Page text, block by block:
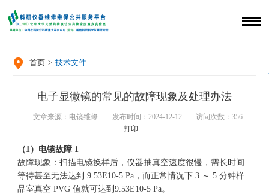
 首页 > 技术文件
电子显微镜的常见的故障现象及处理办法
文章来源：电镜维修 发布时间：2024-12-12 访问次数：356
打印
（1）电镜故障 1
故障现象： 扫描电镜换样后，仪器抽真空速度很慢，需长时间
等待甚至无法达到 9.53E10-5 Pa，而正常情况下 3 ～ 5 分钟样
品室真空 PVG 值就可达到9.53E10-5 Pa。